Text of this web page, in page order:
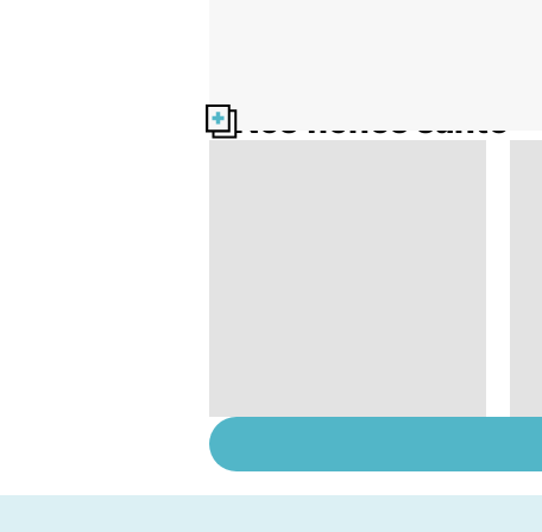
Nos fiches santé
l'inflammation